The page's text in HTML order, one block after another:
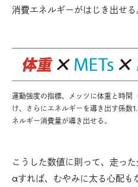
消費エネルギーがはじき出せる
運動強度の指標、メッツに体重と時間
け、さらにエネルギーを導き出す係数
ネルギー消費量が導き出せる。
こうした数値に則って、走っ
αすれば、むやみに太る心配も